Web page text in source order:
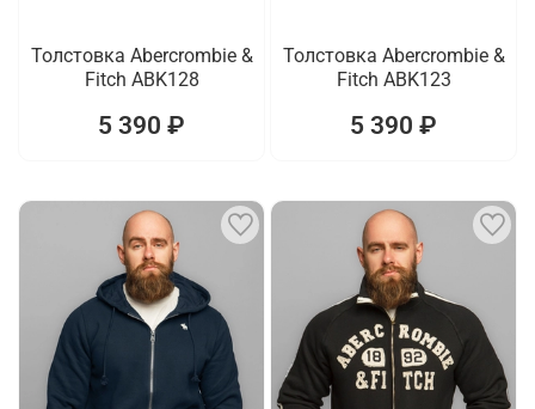
Толстовка Abercrombie &
Fitch ABK128
5 390 ₽
Толстовка Abercrombie &
Fitch ABK123
5 390 ₽